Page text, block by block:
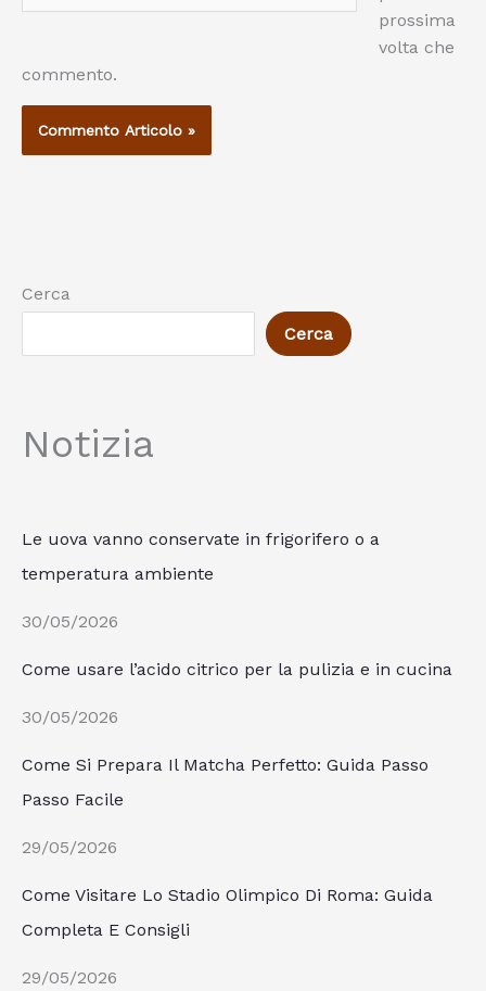
prossima
volta che
commento.
Cerca
Cerca
Notizia
Le uova vanno conservate in frigorifero o a
temperatura ambiente
30/05/2026
Come usare l’acido citrico per la pulizia e in cucina
30/05/2026
Come Si Prepara Il Matcha Perfetto: Guida Passo
Passo Facile
29/05/2026
Come Visitare Lo Stadio Olimpico Di Roma: Guida
Completa E Consigli
29/05/2026